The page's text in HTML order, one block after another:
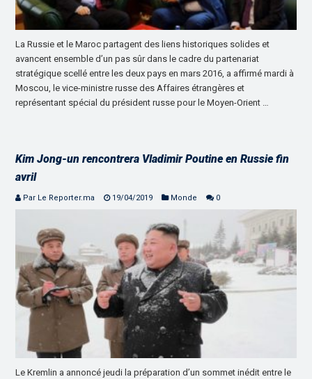
La Russie et le Maroc partagent des liens historiques solides et
avancent ensemble d’un pas sûr dans le cadre du partenariat
stratégique scellé entre les deux pays en mars 2016, a affirmé mardi à
Moscou, le vice-ministre russe des Affaires étrangères et
représentant spécial du président russe pour le Moyen-Orient …
Kim Jong-un rencontrera Vladimir Poutine en Russie fin
avril
Par Le Reporter.ma 19/04/2019 Monde 0
Le Kremlin a annoncé jeudi la préparation d’un sommet inédit entre le